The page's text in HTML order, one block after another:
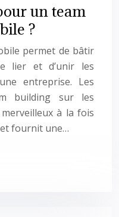
un team
?
permet de bâtir
lier et d’unir les
entreprise. Les
building sur les
à la fois
fournit une…